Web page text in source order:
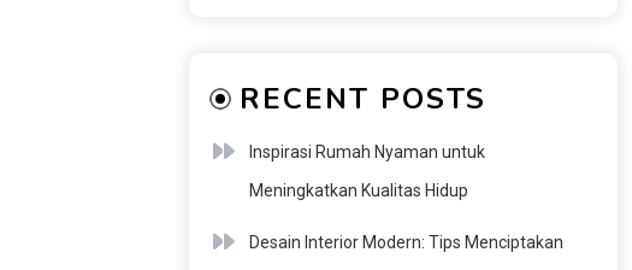
RECENT POSTS
Inspirasi Rumah Nyaman untuk
Meningkatkan Kualitas Hidup
Desain Interior Modern: Tips Menciptakan